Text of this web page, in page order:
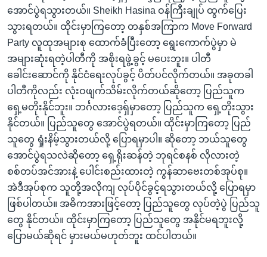
အောင်ပွဲရသွားတယ်။ Sheikh Hasina ဝန်ကြီးချုပ် ထွက်ပြေး
သွားရတယ်။ ထိုင်းမှာကြတော့ တနှစ်အကြာက Move Forward
Party လူထုအများစု ထောက်ခံပြီးတော့ ရွေးကောက်ပွဲမှာ မဲ
အများဆုံးရတဲ့ပါတီကို အစိုးရဖွဲ့ခွင့် မပေးဘူး။ ပါတီ
ခေါင်းဆောင်ကို နိုင်ငံရေးလုပ်ခွင့် ပိတ်ပင်လိုက်တယ်။ အခုတခါ
ပါတီကိုလည်း လုံးဝဖျက်သိမ်းလိုက်တယ်ဆိုတော့ ပြည်သူက
ရှေ့မတိုးနိုင်ဘူး။ ဘင်္ဂလားဒေ့ရှ်မှာတော့ ပြည်သူက ရှေ့တိုးသွား
နိုင်တယ်။ ပြည်သူတွေ အောင်ပွဲရတယ်။ ထိုင်းမှာကြတော့ ပြည်
သူတွေ ရှုံးနိမ့်သွားတယ်လို့ ပြောရမှာပါ။ ဆိုတော့ ဘယ်သူတွေ
အောင်ပွဲရသလဲဆိုတော့ ရှေ့ရိုးဆန်တဲ့ ဘုရင်စနစ် လိုလားတဲ့
စစ်တပ်အင်အားနဲ့ ပေါင်းစည်းထားတဲ့ ကွန်ဆာဗေးတစ်အုပ်စု။
အဲဒီအုပ်စုက သူတို့အလိုကျ လုပ်ပိုင်ခွင့်ရသွားတယ်လို့ ပြောရမှာ
ဖြစ်ပါတယ်။ အဓိကအားဖြင့်တော့ ပြည်သူတွေ လုပ်တဲ့ပွဲ ပြည်သူ
တွေ နိုင်တယ်။ ထိုင်းမှာကြတော့ ပြည်သူတွေ အနိုင်မရဘူးလို့
ပြောမယ်ဆိုရင် မှားမယ်မဟုတ်ဘူး ထင်ပါတယ်။